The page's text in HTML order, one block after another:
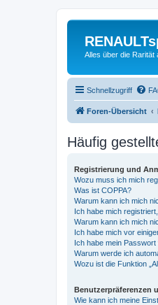
Alles über die Rarität
Schnellzugriff
Foren-Übersicht
Häufig
Registrierung und
Wozu muss ich mich
Was ist COPPA?
Warum kann ich mich
Ich habe mich
Warum kann ich mich
Ich habe mich vor
Ich habe mein
Warum werde ich
Wozu ist die Funktion
Benutzerpräferenzen
Wie kann ich meine